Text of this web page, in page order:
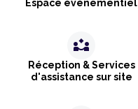
Espace événementiel
partner_exchange
Réception & Services
d'assistance sur site